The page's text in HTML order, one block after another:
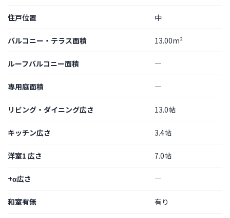
住戸位置 中
バルコニー・テラス面積 13.00m²
ルーフバルコニー面積 ―
専用庭面積 ―
リビング・ダイニング広さ 13.0帖
キッチン広さ 3.4帖
洋室1 広さ 7.0帖
+α広さ ―
和室有無 有り